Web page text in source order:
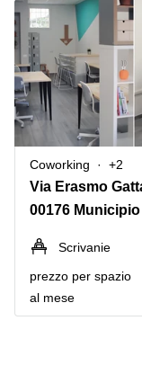
Coworking +2
Via Erasmo
00176 Municipio
Scrivanie
prezzo per spazio
al mese